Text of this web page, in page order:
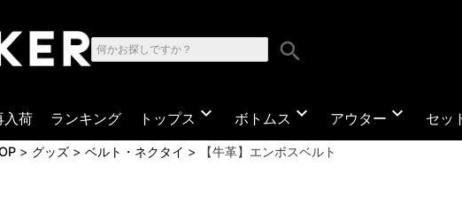
search
入荷 ランキング トップス expand_more ボトムス expand_more アウター expand_more セッ
グッズ ベルト・ネクタイ 【牛革】エンボスベルト